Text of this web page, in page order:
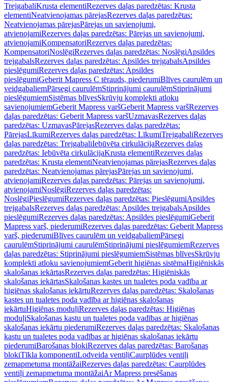
TrejgabaliKrusta elementiRezerves daļas paredzētas: Krusta
elementiNeatvienojamas pārejasRezerves daļas paredzētas:
Neatvienojamas pārejasPārejas un savienojumi,
atvienojamiRezerves daļas paredzētas: Pārejas un savienojumi,
atvienojamiKompensatoriRezerves daļas paredzētas:
KompensatoriNoslēgiRezerves daļas paredzētas: NoslēgiApsildes
trejgabalsRezerves daļas paredzētas: Apsildes trejgabalsApsildes
pieslēgumiRezerves daļas paredzētas: Apsildes
pieslēgumiGeberit Mapress C tērauds, piederumiBlīves caurulēm un
veidgabaliemPārsegi caurulēmStiprinājumi caurulēmStiprinājumi
pieslēgumiemSistēmas blīvesSkrūvju komplekti atloku
savienojumiemGeberit Mapress varšGeberit Mapress varšRezerves
daļas paredzētas: Geberit Mapress varšUzmavasRezerves daļas
paredzētas: UzmavasPārejasRezerves daļas paredzētas:
PārejasLīkumiRezerves daļas paredzētas: LīkumiTrejgabaliRezerves
daļas paredzētas: TrejgabaliIebūvēta cirkulācijaRezerves daļas
paredzētas: Iebūvēta cirkulācijaKrusta elementiRezerves daļas
paredzētas: Krusta elementiNeatvienojamas pārejasRezerves daļas
paredzētas: Neatvienojamas pārejasPārejas un savienojumi,
atvienojamiRezerves daļas paredzētas: Pārejas un savienojumi,
atvienojamiNoslēgiRezerves daļas paredzētas:
NoslēgiPieslēgumiRezerves daļas paredzētas: PieslēgumiApsildes
trejgabalsRezerves daļas paredzētas: Apsildes trejgabalsApsildes
pieslēgumiRezerves daļas paredzētas: Apsildes pieslēgumiGeberit
Mapress varš, piederumiRezerves daļas paredzētas: Geberit Mapress
varš, piederumiBlīves caurulēm un veidgabaliemPārsegi
caurulēmStiprinājumi caurulēmStiprinājumi pieslēgumiemRezerves
daļas paredzētas: Stiprinājumi pieslēgumiemSistēmas blīvesSkrūvju
komplekti atloku savienojumiemGeberit higiēnas sistēmaHigiēniskās
skalošanas iekārtasRezerves daļas paredzētas: Higiēniskās
skalošanas iekārtasSkalošanas kastes un tualetes poda vadība ar
higiēnas skalošanas iekārtuRezerves daļas paredzētas: Skalošanas
kastes un tualetes poda vadība ar higiēnas skalošanas
iekārtuHigiēnas moduļiRezerves daļas paredzētas: Higiēnas
moduļiSkalošanas kastu un tualetes poda vadības ar higiēnas
skalošanas iekārtu piederumiRezerves daļas paredzētas: Skalošanas
kastu un tualetes poda vadības ar higiēnas skalošanas iekārtu
piederumiBarošanas blokiRezerves daļas paredzētas: Barošanas
blokiTīkla komponentiLodveida ventiļiCaurplūdes ventiļi
zemapmetuma montāžaiRezerves daļas paredzētas: Caurplūdes
ventiļi zemapmetuma montāžaiAr Mapress presēšanas